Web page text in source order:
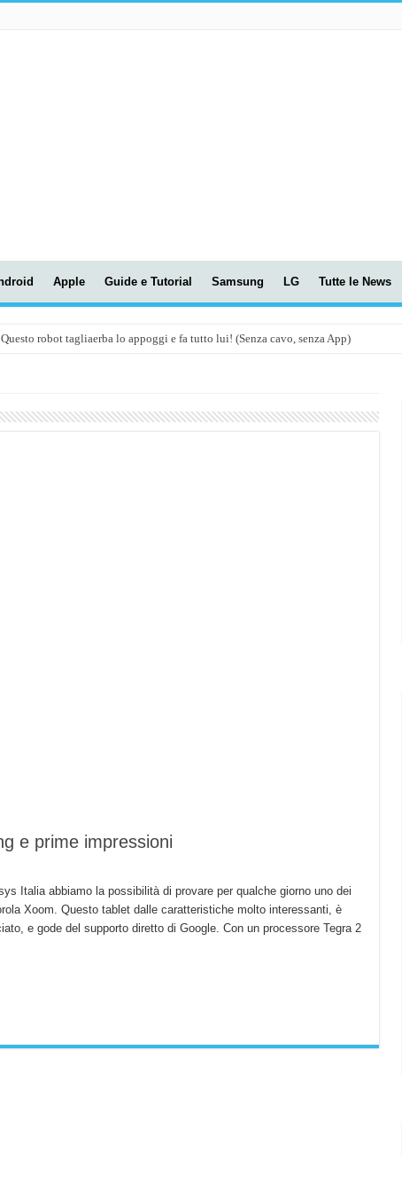
Apple Guide e Tutorial Samsung LG Tutte le News
robot tagliaerba lo appoggi e fa tutto lui! (Senza cavo, senza App)
Lite: Piccola, 4K e molto efficace. Ecco come va in strada
e prime impressioni
Italia abbiamo la possibilità di provare per qualche giorno uno dei
Xoom. Questo tablet dalle caratteristiche molto interessanti, è
e gode del supporto diretto di Google. Con un processore Tegra 2